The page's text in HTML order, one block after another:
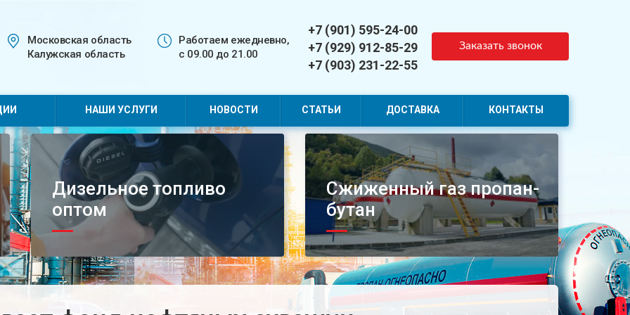
Московская область
Калужская область
Работаем ежедневно,
с 09.00 до 21.00
+7 (901) 595-24-00
+7 (929) 912-85-29
+7 (903) 231-22-55
Заказать звонок
НАШИ УСЛУГИ НОВОСТИ СТАТЬИ ДОСТАВКА КОНТАКТЫ
Дизельное топливо
оптом
Сжиженный газ пропан-
бутан